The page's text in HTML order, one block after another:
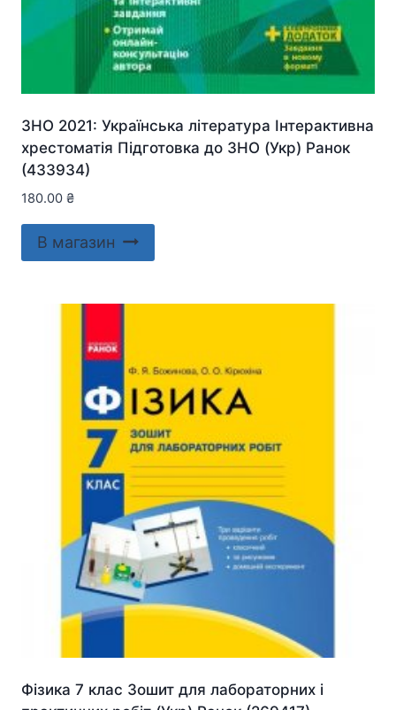
ЗНО 2021: Українська література Інтерактивна
хрестоматія Підготовка до ЗНО (Укр) Ранок
(433934)
180.00 ₴
В магазин
Фізика 7 клас Зошит для лабораторних і